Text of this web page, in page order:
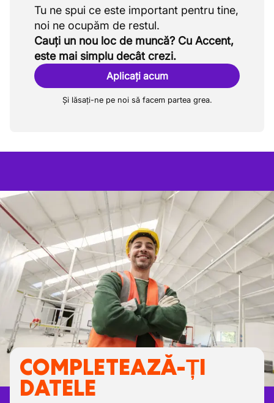
Tu ne spui ce este important pentru tine,
Cauți un nou loc de muncă? Cu Accent,
este mai simplu decât crezi.
Aplicați acum
Și lăsați-ne pe noi să facem partea grea.
COMPLETEAZĂ-ȚI
DATELE